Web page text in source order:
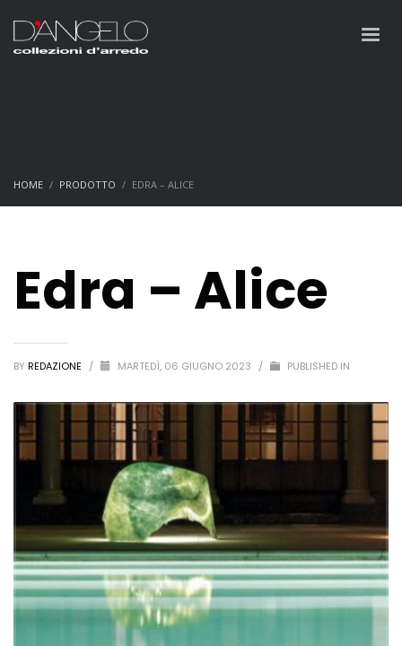
HOME PRODOTTO EDRA – ALICE
Edra – Alice
BY REDAZIONE / MARTEDÌ, 06 GIUGNO 2023 / PUBLISHED IN